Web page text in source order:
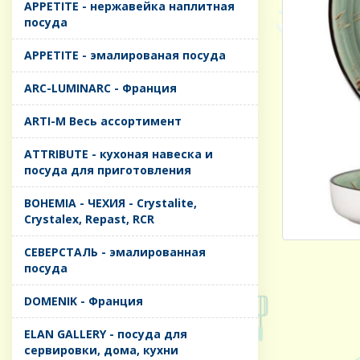
APPETITE - нержавейка наплитная
посуда
APPETITE - эмалированая посуда
ARC-LUMINARC - Франция
ARTI-M Весь ассортимент
ATTRIBUTE - кухоная навеска и
посуда для приготовления
BOHEMIA - ЧЕХИЯ - Crystalite,
Crystalex, Repast, RCR
CЕВЕРСТАЛЬ - эмалированная
посуда
DOMENIK - Франция
ELAN GALLERY - посуда для
сервировки, дома, кухни